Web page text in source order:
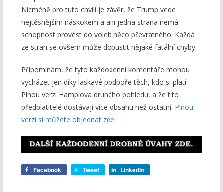
Nicméně pro tuto chvíli je závěr, že Trump vede
nejtěsnějším náskokem a ani jedna strana nemá
schopnost provést do voleb něco převratného. Každá
ze stran se ovšem může dopustit nějaké fatální chyby.
Připomínám, že tyto každodenní komentáře mohou
vycházet jen díky laskavé podpoře těch, kdo si platí
Plnou verzi Hamplova druhého pohledu, a že tito
předplatitelé dostávají více obsahu než ostatní. Plnou
verzi si můžete objednat zde.
Facebook Tweet LinkedIn